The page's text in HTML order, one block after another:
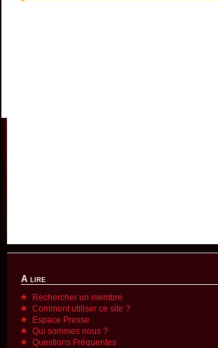
A lire
Rechercher un membre
Comment utiliser ce site ?
Espace Presse
Qui sommes nous ?
Questions Fréquentes